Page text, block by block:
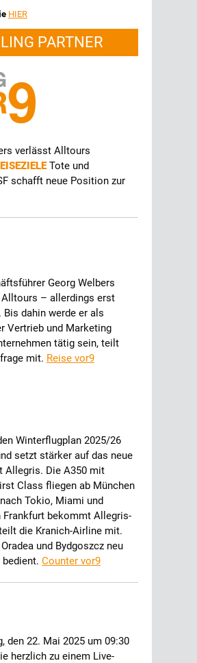
HIER
PARTNER
verlässt Alltours
Tote und
schafft neue Position zur
Georg Welbers
– allerdings erst
Bis dahin werde er als
Vertrieb und Marketing
tätig sein, teilt
mit. Reise vor9
Winterflugplan 2025/26
setzt stärker auf das neue
Allegris. Die A350 mit
Class fliegen ab München
Tokio, Miami und
Frankfurt bekommt Allegris-
die Kranich-Airline mit.
und Bydgoszcz neu
Counter vor9
den 22. Mai 2025 um 09:30
herzlich zu einem Live-